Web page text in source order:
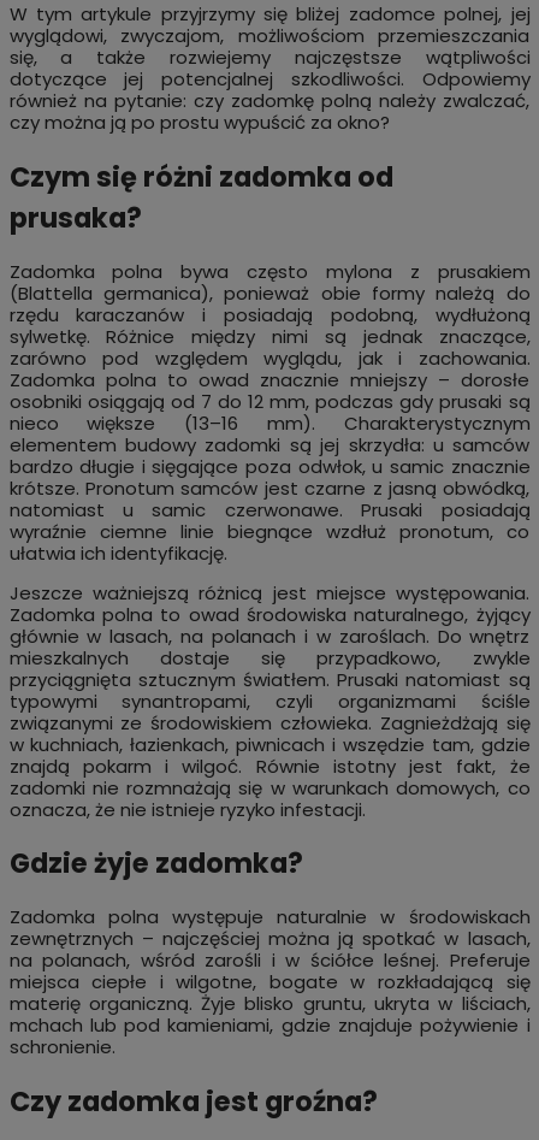
W tym artykule przyjrzymy się bliżej zadomce polnej, jej
wyglądowi, zwyczajom, możliwościom przemieszczania
się, a także rozwiejemy najczęstsze wątpliwości
dotyczące jej potencjalnej szkodliwości. Odpowiemy
również na pytanie: czy zadomkę polną należy zwalczać,
czy można ją po prostu wypuścić za okno?
Czym się różni zadomka od
prusaka?
Zadomka polna bywa często mylona z prusakiem
(Blattella germanica), ponieważ obie formy należą do
rzędu karaczanów i posiadają podobną, wydłużoną
sylwetkę. Różnice między nimi są jednak znaczące,
zarówno pod względem wyglądu, jak i zachowania.
Zadomka polna to owad znacznie mniejszy – dorosłe
osobniki osiągają od 7 do 12 mm, podczas gdy prusaki są
nieco większe (13–16 mm). Charakterystycznym
elementem budowy zadomki są jej skrzydła: u samców
bardzo długie i sięgające poza odwłok, u samic znacznie
krótsze. Pronotum samców jest czarne z jasną obwódką,
natomiast u samic czerwonawe. Prusaki posiadają
wyraźnie ciemne linie biegnące wzdłuż pronotum, co
ułatwia ich identyfikację.
Jeszcze ważniejszą różnicą jest miejsce występowania.
Zadomka polna to owad środowiska naturalnego, żyjący
głównie w lasach, na polanach i w zaroślach. Do wnętrz
mieszkalnych dostaje się przypadkowo, zwykle
przyciągnięta sztucznym światłem. Prusaki natomiast są
typowymi synantropami, czyli organizmami ściśle
związanymi ze środowiskiem człowieka. Zagnieżdżają się
w kuchniach, łazienkach, piwnicach i wszędzie tam, gdzie
znajdą pokarm i wilgoć. Równie istotny jest fakt, że
zadomki nie rozmnażają się w warunkach domowych, co
oznacza, że nie istnieje ryzyko infestacji.
Gdzie żyje zadomka?
Zadomka polna występuje naturalnie w środowiskach
zewnętrznych – najczęściej można ją spotkać w lasach,
na polanach, wśród zarośli i w ściółce leśnej. Preferuje
miejsca ciepłe i wilgotne, bogate w rozkładającą się
materię organiczną. Żyje blisko gruntu, ukryta w liściach,
mchach lub pod kamieniami, gdzie znajduje pożywienie i
schronienie.
Czy zadomka jest groźna?